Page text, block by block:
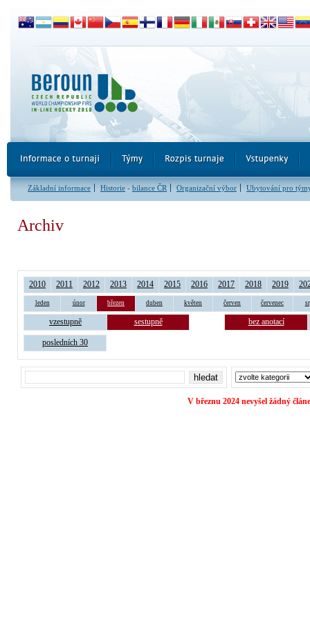
Základní informace Historie - bilance ČR Organizační výbor Ubytování pro
Archiv
2010 2011 2012 2013 2014 2015 2016 2017 2018 2019
leden únor březen duben květen červen červenec
vzestupně sestupně bez anotací
posledních 30
V březnu 2024 nevyšel žádný